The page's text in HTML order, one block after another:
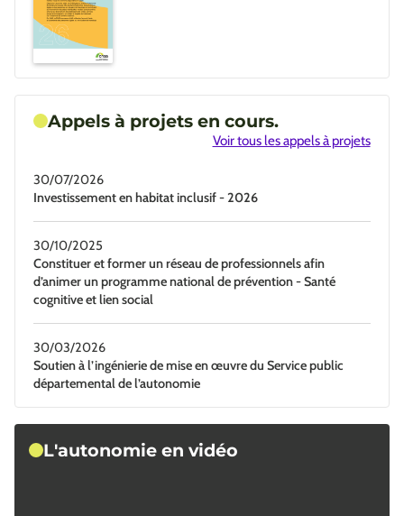
Appels à projets en cours.
Voir tous les appels à projets
30/07/2026
Investissement en habitat inclusif - 2026
30/10/2025
Constituer et former un réseau de professionnels afin
d’animer un programme national de prévention - Santé
cognitive et lien social
30/03/2026
Soutien à l’ingénierie de mise en œuvre du Service public
départemental de l’autonomie
L'autonomie en vidéo